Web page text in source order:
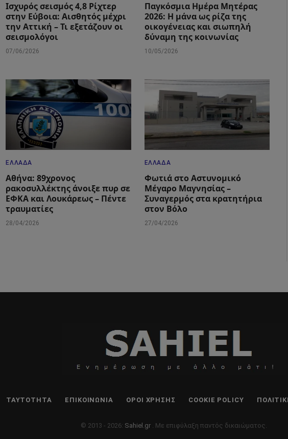
Ισχυρός σεισμός 4,8 Ρίχτερ
στην Εύβοια: Αισθητός μέχρι
την Αττική – Τι εξετάζουν οι
σεισμολόγοι
07/06/2026
Παγκόσμια Ημέρα Μητέρας
2026: Η μάνα ως ρίζα της
οικογένειας και σιωπηλή
δύναμη της κοινωνίας
10/05/2026
ΕΛΛΆΔΑ
Αθήνα: 89χρονος
ρακοσυλλέκτης άνοιξε πυρ σε
ΕΦΚΑ και Λουκάρεως – Πέντε
τραυματίες
28/04/2026
ΕΛΛΆΔΑ
Φωτιά στο Αστυνομικό
Μέγαρο Μαγνησίας –
Συναγερμός στα κρατητήρια
στον Βόλο
27/04/2026
ΤΑΥΤΌΤΗΤΑ ΕΠΙΚΟΙΝΩΝΊΑ ΌΡΟΙ ΧΡΉΣΗΣ COOKIE POLICY
© 2013 - 2026: Sahiel.gr . Με επιφύλαξη παντός δικαιώματος.